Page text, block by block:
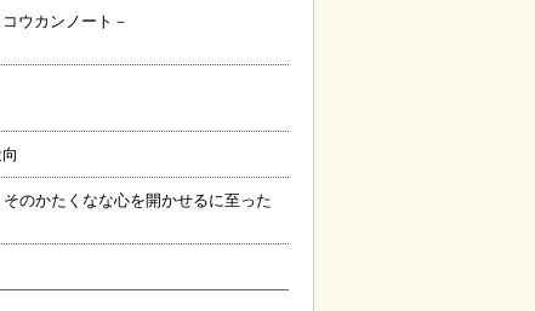
ウカンノート－
のかたくなな心を開かせるに至った